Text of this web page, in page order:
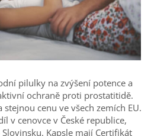
pilulky na zvýšení potence a
ochraně proti prostatitidě.
stejnou cenu ve všech zemích EU.
v cenovce v České republice,
Kapsle mají Certifikát